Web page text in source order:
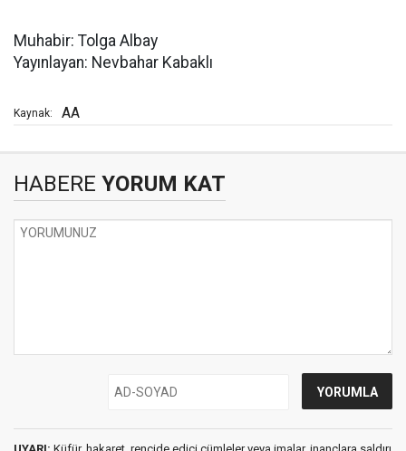
Muhabir: Tolga Albay
Yayınlayan: Nevbahar Kabaklı
Kaynak: AA
HABERE YORUM KAT